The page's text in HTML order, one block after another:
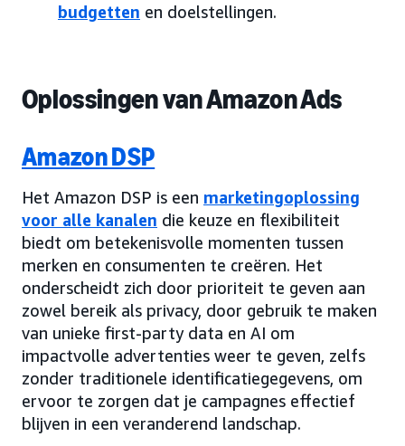
budgetten en doelstellingen.
Oplossingen van Amazon Ads
Amazon DSP
Het Amazon DSP is een marketingoplossing
voor alle kanalen die keuze en flexibiliteit
biedt om betekenisvolle momenten tussen
merken en consumenten te creëren. Het
onderscheidt zich door prioriteit te geven aan
zowel bereik als privacy, door gebruik te maken
van unieke first-party data en AI om
impactvolle advertenties weer te geven, zelfs
zonder traditionele identificatiegegevens, om
ervoor te zorgen dat je campagnes effectief
blijven in een veranderend landschap.